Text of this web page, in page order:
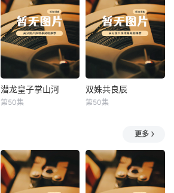
潜龙皇子掌山河
潜龙皇子掌山河
第50集
双姝共良辰
双姝共良辰
第50集
更多